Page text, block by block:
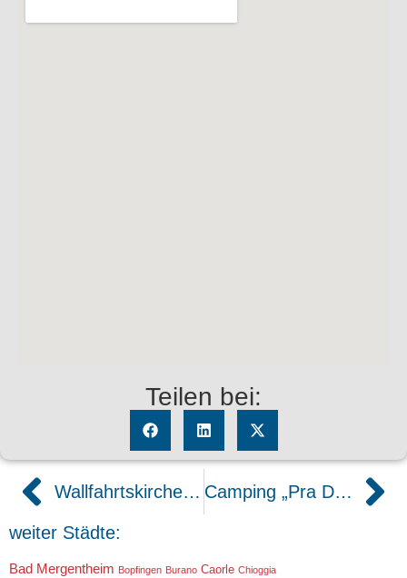
Teilen bei:
Wallfahrtskirche Schönenberg Camping „Pra Delle Torri“ Caorle Italien
weiter Städte:
Bad Mergentheim Bopfingen Burano Caorle Chioggia